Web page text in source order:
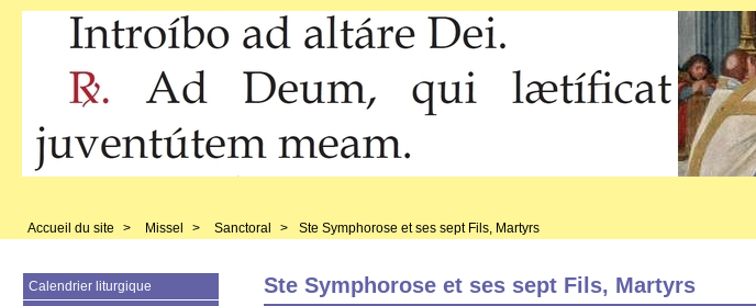
Accueil du site > Missel > Sanctoral > Ste Symphorose et ses sept Fils, Martyrs
Ste Symphorose et ses sept Fils, Martyrs
Calendrier liturgique